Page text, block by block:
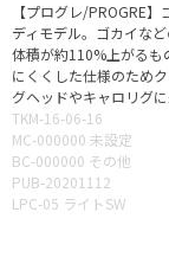
【プログレ/PROGRE
ディモデル。ゴカイな
体積が約110%上がるも
にくくした仕様のため
グヘッドやキャロリグ
TKM-16-06-16
MC-000000 未設定
BC-000000 その他
PUB-20201112
LPC-05 ライトSW